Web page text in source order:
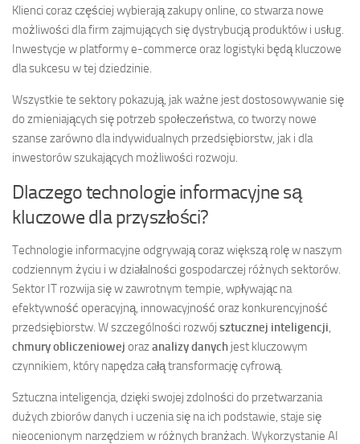
Klienci coraz częściej wybierają zakupy online, co stwarza nowe
możliwości dla firm zajmujących się dystrybucją produktów i usług.
Inwestycje w platformy e-commerce oraz logistyki będą kluczowe
dla sukcesu w tej dziedzinie.
Wszystkie te sektory pokazują, jak ważne jest dostosowywanie się
do zmieniających się potrzeb społeczeństwa, co tworzy nowe
szanse zarówno dla indywidualnych przedsiębiorstw, jak i dla
inwestorów szukających możliwości rozwoju.
Dlaczego technologie informacyjne są
kluczowe dla przyszłości?
Technologie informacyjne odgrywają coraz większą rolę w naszym
codziennym życiu i w działalności gospodarczej różnych sektorów.
Sektor IT rozwija się w zawrotnym tempie, wpływając na
efektywność operacyjną, innowacyjność oraz konkurencyjność
przedsiębiorstw. W szczególności rozwój sztucznej inteligencji,
chmury obliczeniowej orazanalizy danych jest kluczowym
czynnikiem, który napędza całą transformację cyfrową.
Sztuczna inteligencja, dzięki swojej zdolności do przetwarzania
dużych zbiorów danych i uczenia się na ich podstawie, staje się
nieocenionym narzędziem w różnych branżach. Wykorzystanie AI